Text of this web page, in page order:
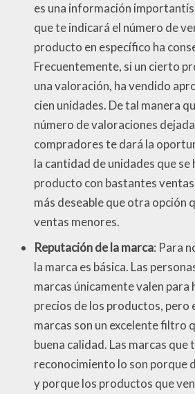
es una información
que te indicará el número de
producto en específico ha
Frecuentemente, si un cierto
una valoración, ha vendido
cien unidades. De tal manera
número de valoraciones
compradores te dará la
la cantidad de unidades que se
producto con bastantes
más deseable que otra opción
ventas menores.
Reputación de la marca: Para
la marca es básica. Las
marcas únicamente valen para
precios de los productos, pero
marcas son un excelente filtro
buena calidad. Las marcas que
reconocimiento lo son porque
y porque los productos que